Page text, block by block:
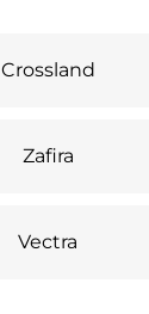
Crossland
Zafira
Vectra